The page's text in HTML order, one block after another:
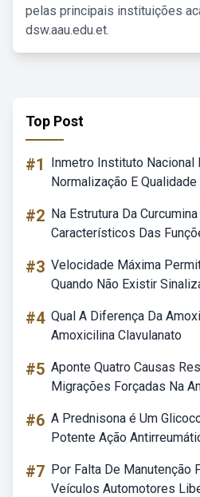
pelas principais instituições
dsw.aau.edu.et.
Top Post
#1
Inmetro Instituto Nacional
Normalização E
#2 Na Estrutura Da
Característicos Das
#3 Velocidade Máxima
Quando Não Existir
#4 Qual A Diferença Da
Amoxicilina Clavulanato
#5 Aponte Quatro Causas
Migrações Forçadas Na
#6 A Prednisona é Um
Potente Ação
#7 Por Falta De Manutenção
Veículos Automotores